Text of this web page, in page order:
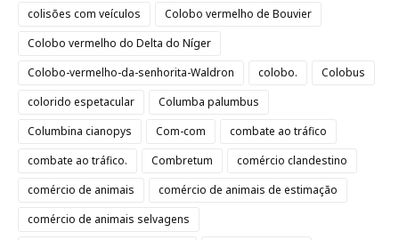
colisões com veículos
Colobo vermelho de Bouvier
Colobo vermelho do Delta do Níger
Colobo-vermelho-da-senhorita-Waldron
colobo.
Colobus
colorido espetacular
Columba palumbus
Columbina cianopys
Com-com
combate ao tráfico
combate ao tráfico.
Combretum
comércio clandestino
comércio de animais
comércio de animais de estimação
comércio de animais selvagens